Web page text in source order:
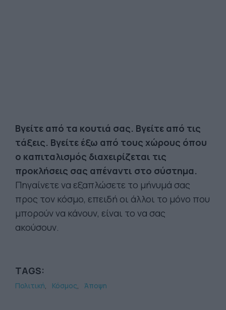
Βγείτε από τα κουτιά σας. Βγείτε από τις
τάξεις. Βγείτε έξω από τους χώρους όπου
ο καπιταλισμός διαχειρίζεται τις
προκλήσεις σας απέναντι στο σύστημα.
Πηγαίνετε να εξαπλώσετε το μήνυμά σας
προς τον κόσμο, επειδή οι άλλοι το μόνο που
μπορούν να κάνουν, είναι το να σας
ακούσουν.
TAGS:
Πολιτική Κόσμος Άποψη